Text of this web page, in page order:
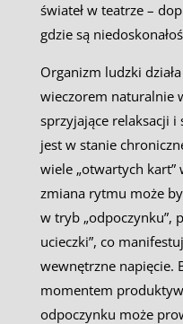
świateł w teatrze –
gdzie są
Organizm ludzki
wieczorem naturalnie
sprzyjające relaksacji i
jest w stanie
wiele „otwartych
zmiana rytmu może
w tryb „odpoczynku”,
ucieczki”, co
wewnętrzne napięcie.
momentem
odpoczynku może